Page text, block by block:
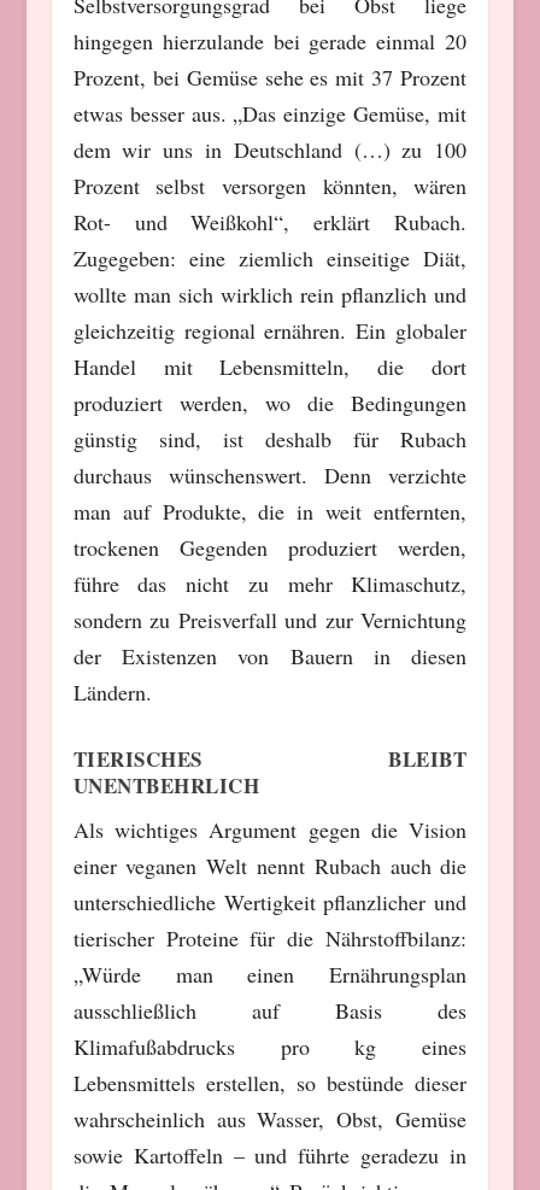
hingegen hierzulande bei gerade einmal 20
Prozent, bei Gemüse sehe es mit 37 Prozent
etwas besser aus. „Das einzige Gemüse, mit
dem wir uns in Deutschland (…) zu 100
Prozent selbst versorgen könnten, wären
Rot- und Weißkohl“, erklärt Rubach.
Zugegeben: eine ziemlich einseitige Diät,
wollte man sich wirklich rein pflanzlich und
gleichzeitig regional ernähren. Ein globaler
Handel mit Lebensmitteln, die dort
produziert werden, wo die Bedingungen
günstig sind, ist deshalb für Rubach
durchaus wünschenswert. Denn verzichte
man auf Produkte, die in weit entfernten,
trockenen Gegenden produziert werden,
führe das nicht zu mehr Klimaschutz,
sondern zu Preisverfall und zur Vernichtung
der Existenzen von Bauern in diesen
Ländern.
TIERISCHES BLEIBT
UNENTBEHRLICH
Als wichtiges Argument gegen die Vision
einer veganen Welt nennt Rubach auch die
unterschiedliche Wertigkeit pflanzlicher und
tierischer Proteine für die Nährstoffbilanz:
„Würde man einen Ernährungsplan
ausschließlich auf Basis des
Klimafußabdrucks pro kg eines
Lebensmittels erstellen, so bestünde dieser
wahrscheinlich aus Wasser, Obst, Gemüse
sowie Kartoffeln – und führte geradezu in